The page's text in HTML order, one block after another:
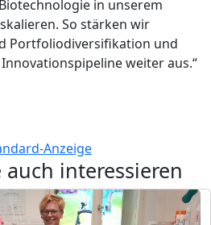
in unserem
So stärken wir
Portfoliodiversifikation und
weiter aus.“
auch interessieren